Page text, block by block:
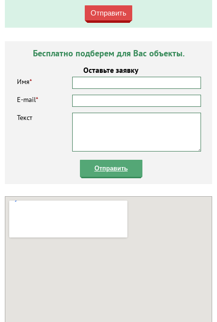
Отправить
Бесплатно подберем для Вас объекты.
Оставьте заявку
Имя*
E-mail*
Текст
Отправить